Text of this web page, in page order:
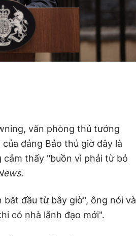
văn phòng thủ tướng
đảng Bảo thủ giờ đây là
cảm thấy "buồn vì phải từ bỏ
đầu từ bây giờ", ông nói và
có nhà lãnh đạo mới".